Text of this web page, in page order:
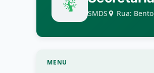
SMDS Rua:
MENU